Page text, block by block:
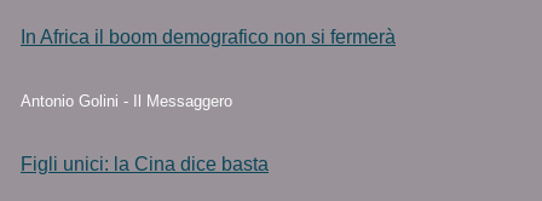
In Africa il boom demografico non si fermerà
Antonio Golini - Il Messaggero
Figli unici: la Cina dice basta